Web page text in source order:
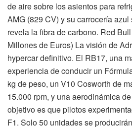
de aire sobre los asientos para
AMG (829 CV) y su carrocería
revela la fibra de carbono. Red
Millones de Euros) La visión de
hypercar definitivo. El RB17, una
experiencia de conducir un
kg de peso, un V10 Cosworth de
15.000 rpm, y una aerodinámica
objetivo es que pilotos
F1. Solo 50 unidades se